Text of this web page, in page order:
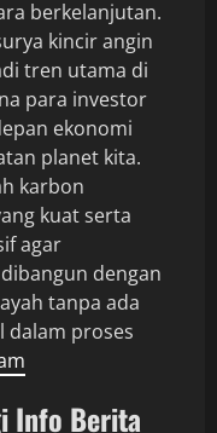
berkelanjutan.
kincir angin
tren utama di
para investor
ekonomi
planet kita.
karbon
kuat serta
agar
dengan
tanpa ada
dalam proses
Info Berita